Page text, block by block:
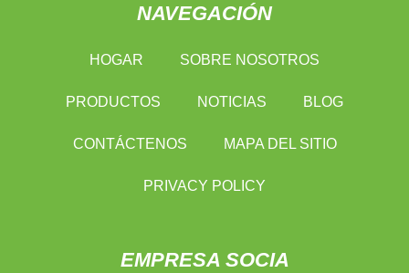
NAVEGACIÓN
HOGAR SOBRE NOSOTROS
PRODUCTOS NOTICIAS BLOG
CONTÁCTENOS MAPA DEL SITIO
PRIVACY POLICY
EMPRESA SOCIA